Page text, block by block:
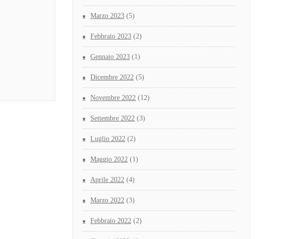
Marzo 2023 (5)
Febbraio 2023 (2)
Gennaio 2023 (1)
Dicembre 2022 (5)
Novembre 2022 (12)
Settembre 2022 (3)
Luglio 2022 (2)
Maggio 2022 (1)
Aprile 2022 (4)
Marzo 2022 (3)
Febbraio 2022 (2)